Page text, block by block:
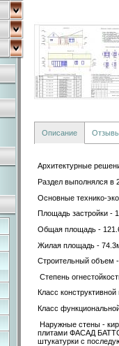
Описание
Архитектурные
Раздел выполнялся в
Основные технико-
Площадь застройки -
Общая площадь -
Жилая площадь -
Строительный объем
Степень
Класс
Класс
Наружные стены -
плитами ФАСАД
штукатурки с